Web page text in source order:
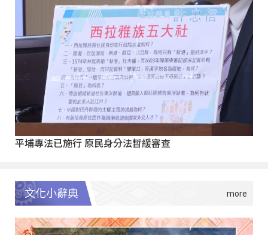
平埔專法已施行 原民身分法暫緩審查
文化小辭典